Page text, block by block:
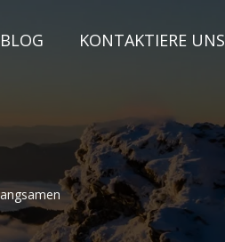
BLOG KONTAKTIERE UNS